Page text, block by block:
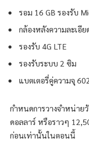
รอม 16 GB รองรับ
กล้องหลังความละเอี
รองรับ 4G LTE
รองรับระบบ 2 ซิม
แบตเตอรี่คู่ความจุ
กำหนดการวางจำหน่า
ดอลลาร์ หรือราวๆ
ก่อนเท่านั้นในตอนนี้